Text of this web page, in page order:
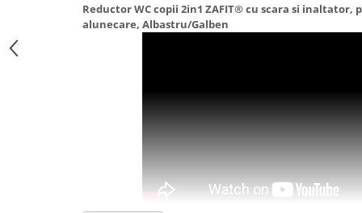
Protectie pat copii
Scaune de masa bebe
Truse machiaj copii
Reductor WC copii 2in1 ZAFIT® cu scara si
alunecare, Albastru/Galben